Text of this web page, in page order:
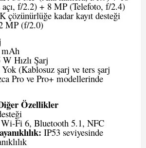
f/2.2) + 8 MP (Telefoto, f/2.4)
çözünürlüğe kadar kayıt desteği
MP (f/2.0)
mAh
Hızlı Şarj
Yok (Kablosuz şarj ve ters şarj
Pro ve Pro+ modellerinde
Özellikler
Wi-Fi 6, Bluetooth 5.1, NFC
IP53 seviyesinde